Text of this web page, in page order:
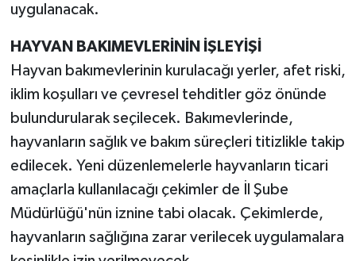
uygulanacak.
HAYVAN BAKIMEVLERİNİN İŞLEYİŞİ
Hayvan bakımevlerinin kurulacağı yerler, afet riski,
iklim koşulları ve çevresel tehditler göz önünde
bulundurularak seçilecek. Bakımevlerinde,
hayvanların sağlık ve bakım süreçleri titizlikle takip
edilecek. Yeni düzenlemelerle hayvanların ticari
amaçlarla kullanılacağı çekimler de İl Şube
Müdürlüğü'nün iznine tabi olacak. Çekimlerde,
hayvanların sağlığına zarar verilecek uygulamalara